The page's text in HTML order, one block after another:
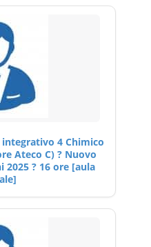
integrativo 4 Chimico
Ateco C) ? Nuovo
2025 ? 16 ore [aula